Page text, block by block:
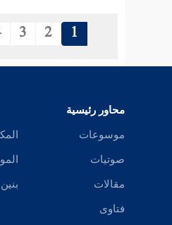
1
2
3
محاور رئيسية
موسوعات
صوتيات
مقالات
فتاوى